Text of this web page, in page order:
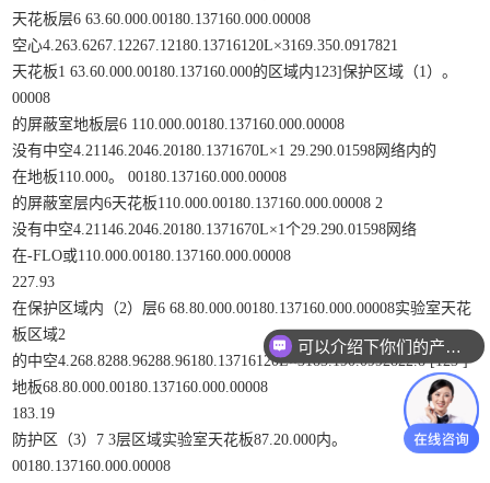
天花板层6 63.60.000.00180.137160.000.00008
空心4.263.6267.12267.12180.13716120L×3169.350.0917821
天花板1 63.60.000.00180.137160.000的区域内123]保护区域（1）。
00008
的屏蔽室地板层6 110.000.00180.137160.000.00008
没有中空4.21146.2046.20180.1371670L×1 29.290.01598网络内的
在地板110.000。 00180.137160.000.00008
的屏蔽室层内6天花板110.000.00180.137160.000.00008 2
没有中空4.21146.2046.20180.1371670L×1个29.290.01598网络
在-FLO或110.000.00180.137160.000.00008
227.93
在保护区域内（2）层6 68.80.000.00180.137160.000.00008实验室天花
板区域2
的中空4.268.8288.96288.96180.13716120L×3183.190.0992822.8 [123 ]
地板68.80.000.00180.137160.000.00008
183.19
防护区（3）7 3层区域实验室天花板87.20.000内。
00180.137160.000.00008